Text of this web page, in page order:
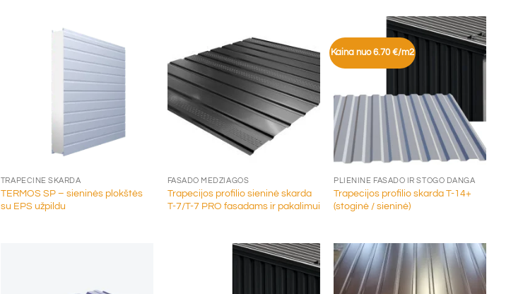
TRAPECINĖ SKARDA
TERMOS SP – sieninės plokštės
su EPS užpildu
FASADO MEDŽIAGOS
Trapecijos profilio sieninė skarda
T-7/T-7 PRO fasadams ir pakalimui
Kaina nuo 6.70 €/m2
+
PLIENINĖ FASADO IR STOGO DANGA
Trapecijos profilio skarda T-14+
(stoginė / sieninė)